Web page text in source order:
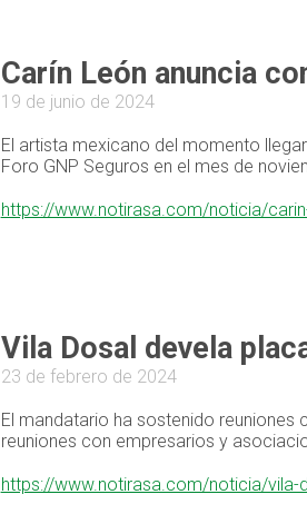
Carín León anuncia
19 de junio de 2024
El artista mexicano del momento
Foro GNP Seguros en el mes de
https://www.notirasa.com/noticia/
Vila Dosal devela
23 de febrero de 2024
El mandatario ha sostenido
reuniones con empresarios y
https://www.notirasa.com/noticia/vila-